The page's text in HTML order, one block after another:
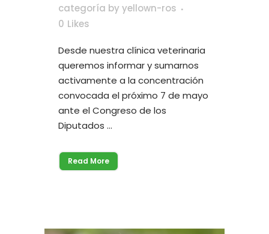
categoría byyellown-ros
0 Likes
Desde nuestra clínica veterinaria
queremos informar y sumarnos
activamente a la concentración
convocada el próximo 7 de mayo
ante el Congreso de los
Diputados ...
Read More